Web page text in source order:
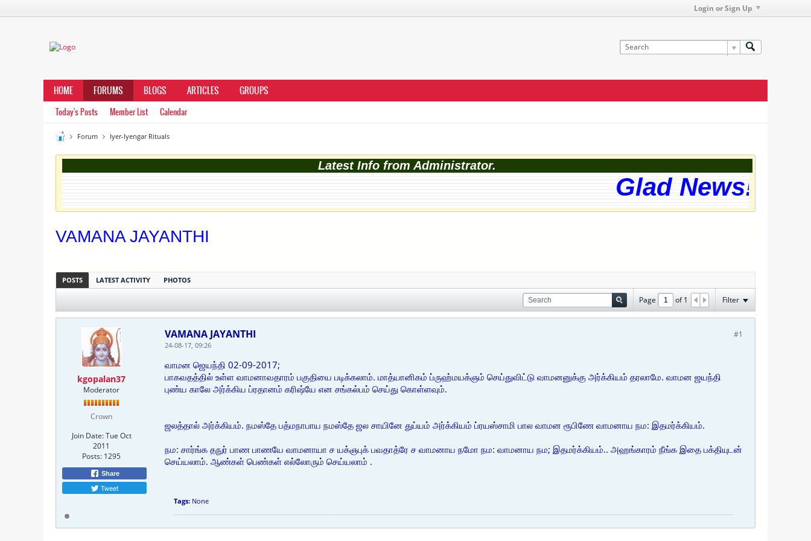
Login or Sign Up
HOME FORUMS BLOGS ARTICLES GROUPS
Today's Posts Member List Calendar
Forum Iyer-Iyengar Rituals
Latest Info from Administrator.
Glad News!
VAMANA JAYANTHI
POSTS LATEST ACTIVITY PHOTOS
Page of1 Filter
kgopalan37
Moderator
Crown
Join Date: Tue Oct
2011
Posts: 1295
Share
Tweet
#1
VAMANA JAYANTHI
24-08-17, 09:26
வாமன ஜெயந்தி 02-09-2017;
பாகவதத்தில் உள்ள வாமனாவதாரம் பகுதியை படிக்கலாம். மாத்யானிகம் ப்ருஹ்மயக்ஞம் செய்துவிட்டு வாமனனுக்கு அர்க்கியம் தரலாமே. வாமன ஜயந்தி
புண்ய காலே அர்க்கிய ப்ரதானம் கரிஷ்யே என சங்கல்பம் செய்து கொள்ளவும்.
ஜலத்தால் அர்க்கியம். நமஸ்தே பத்மநாபாய நமஸ்தே ஜல சாயினே துப்யம் அர்க்கியம் ப்ரயஸ்சாமி பால வாமன ரூபிணே வாமனாய நம: இதமர்க்கியம்.
நம: சார்ங்க தநுர் பாண பாணயே வாமனாயா ச யக்ஞபுக் பவதாத்ரே ச வாமனாய நமோ நம: வாமனாய நம; இதமர்க்கியம்.. அஹங்காரம் நீங்க இதை பக்தியுடன்
செய்யலாம். ஆண்கள் பெண்கள் எல்லோரும் செய்யலாம் .
Tags: None